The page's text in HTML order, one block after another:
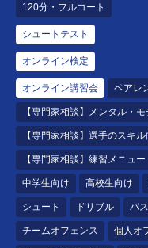
120分・フルコート
シュートテスト
オンライン検定
オンライン講習会 ペアレ
【専門家相談】メンタル・
【専門家相談】選手のスキ
【専門家相談】練習メニュ
中学生向け 高校生向け
シュート ドリブル パス
チームオフェンス 個人オ